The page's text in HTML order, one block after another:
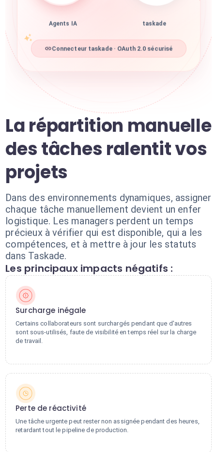
Agents IA taskade
Connecteur taskade · OAuth 2.0 sécurisé
La répartition manuelle
des tâches ralentit vos
projets
Dans des environnements dynamiques, assigner
chaque tâche manuellement devient un enfer
logistique. Les managers perdent un temps
précieux à vérifier qui est disponible, qui a les
compétences, et à mettre à jour les statuts
dans Taskade.
Les principaux impacts négatifs :
Surcharge inégale
Certains collaborateurs sont surchargés pendant que d'autres
sont sous-utilisés, faute de visibilité en temps réel sur la charge
de travail.
Perte de réactivité
Une tâche urgente peut rester non assignée pendant des heures,
retardant tout le pipeline de production.